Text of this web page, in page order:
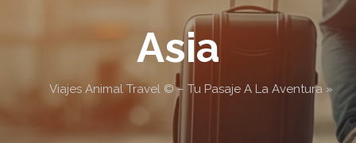
Asia
Viajes Animal Travel © – Tu Pasaje A La Aventura »